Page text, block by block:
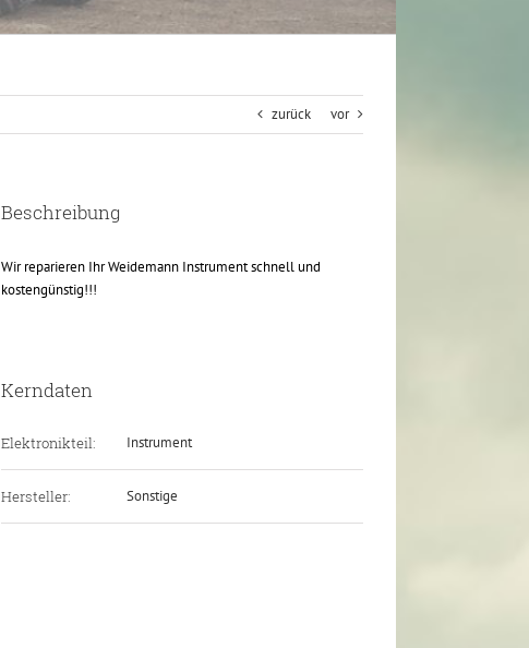
zurück vor
Beschreibung
Wir reparieren Ihr Weidemann Instrument schnell und
kostengünstig!!!
Kerndaten
Elektronikteil: Instrument
Hersteller: Sonstige